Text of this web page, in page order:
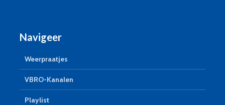
Navigeer
Weerpraatjes
VBRO-Kanalen
Playlist